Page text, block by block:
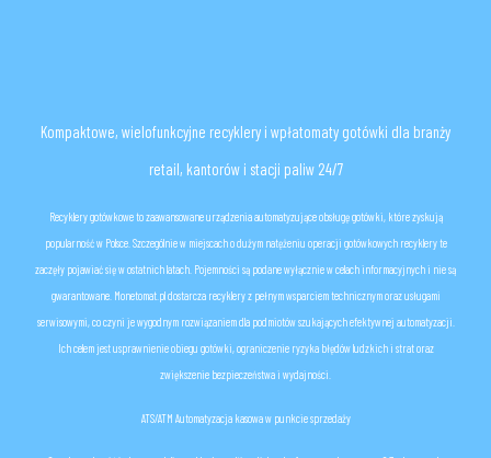
Kompaktowe, wielofunkcyjne recyklery i wpłatomaty gotówki dla branży
retail, kantorów i stacji paliw 24/7
Recyklery gotówkowe to zaawansowane urządzenia automatyzujące obsługę gotówki, które zyskują
popularność w Polsce. Szczególnie w miejscach o dużym natężeniu operacji gotówkowychrecyklery te
zaczęły pojawiać się w ostatnich latach. Pojemności są podane wyłącznie w celach informacyjnych i nie są
gwarantowane. Monetomat.pl dostarcza recyklery z pełnym wsparciem technicznym oraz usługami
serwisowymi, co czyni je wygodnym rozwiązaniem dla podmiotów szukających efektywnej automatyzacji.
Ich celem jest usprawnienie obiegu gotówki, ograniczenie ryzyka błędów ludzkich i strat oraz
zwiększenie bezpieczeństwa i wydajności.
ATS/ATM Automatyzacja kasowa w punkcie sprzedaży